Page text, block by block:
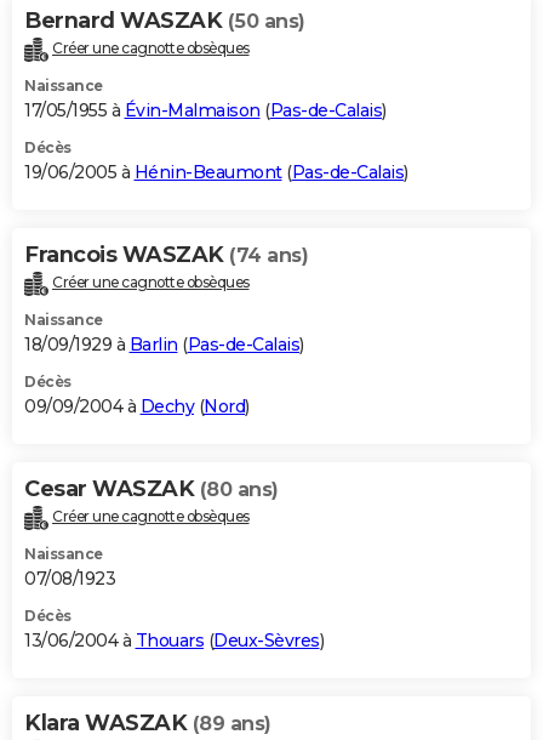
Bernard WASZAK (50 ans)
Créer une cagnotte obsèques
Naissance
17/05/1955 à Évin-Malmaison (Pas-de-Calais)
Décès
19/06/2005 à Hénin-Beaumont(Pas-de-Calais)
Francois WASZAK (74 ans)
Créer une cagnotte obsèques
Naissance
18/09/1929 à Barlin (Pas-de-Calais)
Décès
09/09/2004 à Dechy(Nord)
Cesar WASZAK (80 ans)
Créer une cagnotte obsèques
Naissance
07/08/1923
Décès
13/06/2004 à Thouars (Deux-Sèvres)
Klara WASZAK (89 ans)